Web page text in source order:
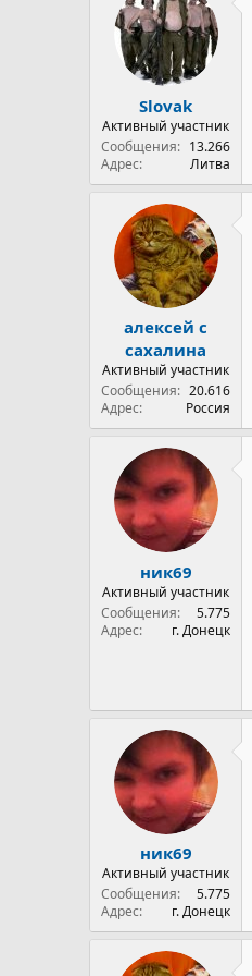
Slovak
Активный участник
Сообщения
13.266
Адрес
Литва
алексей с
сахалина
Активный участник
Сообщения
20.616
Адрес
Россия
ник69
Активный участник
Сообщения
5.775
Адрес
г. Донецк
ник69
Активный участник
Сообщения
5.775
Адрес
г. Донецк